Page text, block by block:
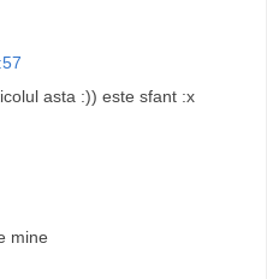
asta :)) este sfant :x
mine